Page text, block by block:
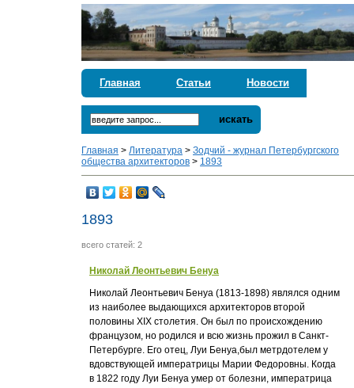
Главная Статьи Новости
искать
Главная >Литература >Зодчий - журнал Петербургского
общества архитекторов > 1893
1893
всего статей: 2
Николай Леонтьевич Бенуа
Николай Леонтьевич Бенуа (1813-1898) являлся одним
из наиболее выдающихся архитекторов второй
половины XIX столетия. Он был по происхождению
французом, но родился и всю жизнь прожил в Санкт-
Петербурге. Его отец, Луи Бенуа,был метрдотелем у
вдовствующей императрицы Марии Федоровны. Когда
в 1822 году Луи Бенуа умер от болезни, императрица